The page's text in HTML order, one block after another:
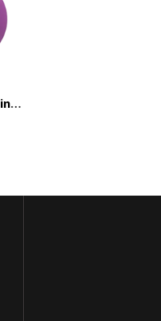
St. Vincent (Purple Vinyl)